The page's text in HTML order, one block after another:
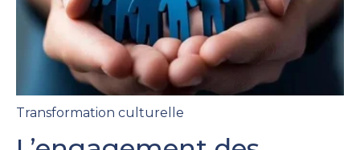
Transformation culturelle